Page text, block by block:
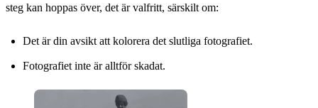
steg kan hoppas över, det är valfritt, särskilt om:
Det är din avsikt att kolorera det slutliga fotografiet.
Fotografiet inte är alltför skadat.